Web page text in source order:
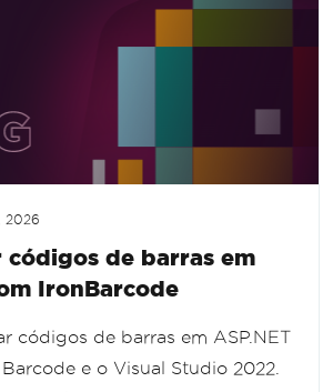
2026
códigos de barras em
IronBarcode
códigos de barras em ASP.NET
e o Visual Studio 2022.